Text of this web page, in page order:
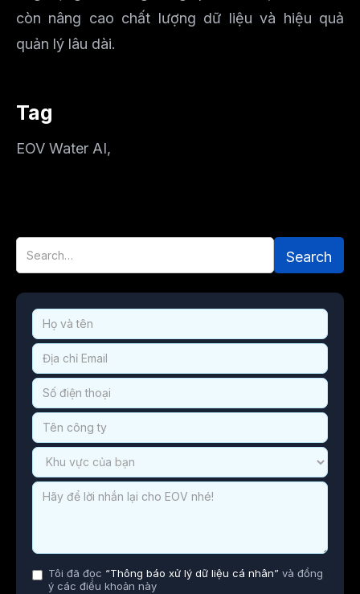
còn nâng cao chất lượng dữ liệu và hiệu quả
quản lý lâu dài.
Tag
EOV Water AI,
Tôi đã đọc “Thông báo xử lý dữ liệu cá nhân” và đồng
ý các điều khoản này